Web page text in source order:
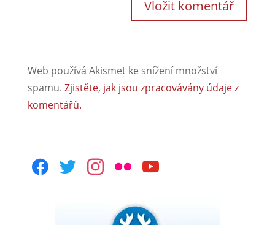
Web používá Akismet ke snížení množství
spamu. Zjistěte, jak jsou zpracovávány údaje z
komentářů.
facebooktwitterinstagram
flickr youtube